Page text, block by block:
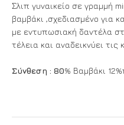
Σλιπ γυναικείo σε γραμμή
βαμβάκι ,σχεδιασμένο για
με εντυπωσιακή δαντέλα
τέλεια και αναδεικνύει τις
Σύνθεση : 80% Βαμβάκι